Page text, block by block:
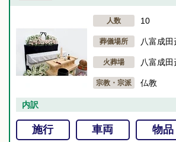
人数 10
葬儀場所 八富成田
火葬場 八富成田
宗教・宗派 仏教
内訳
施行 車両 物品